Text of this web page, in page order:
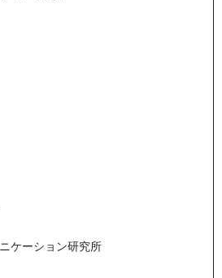
ケーション研究所